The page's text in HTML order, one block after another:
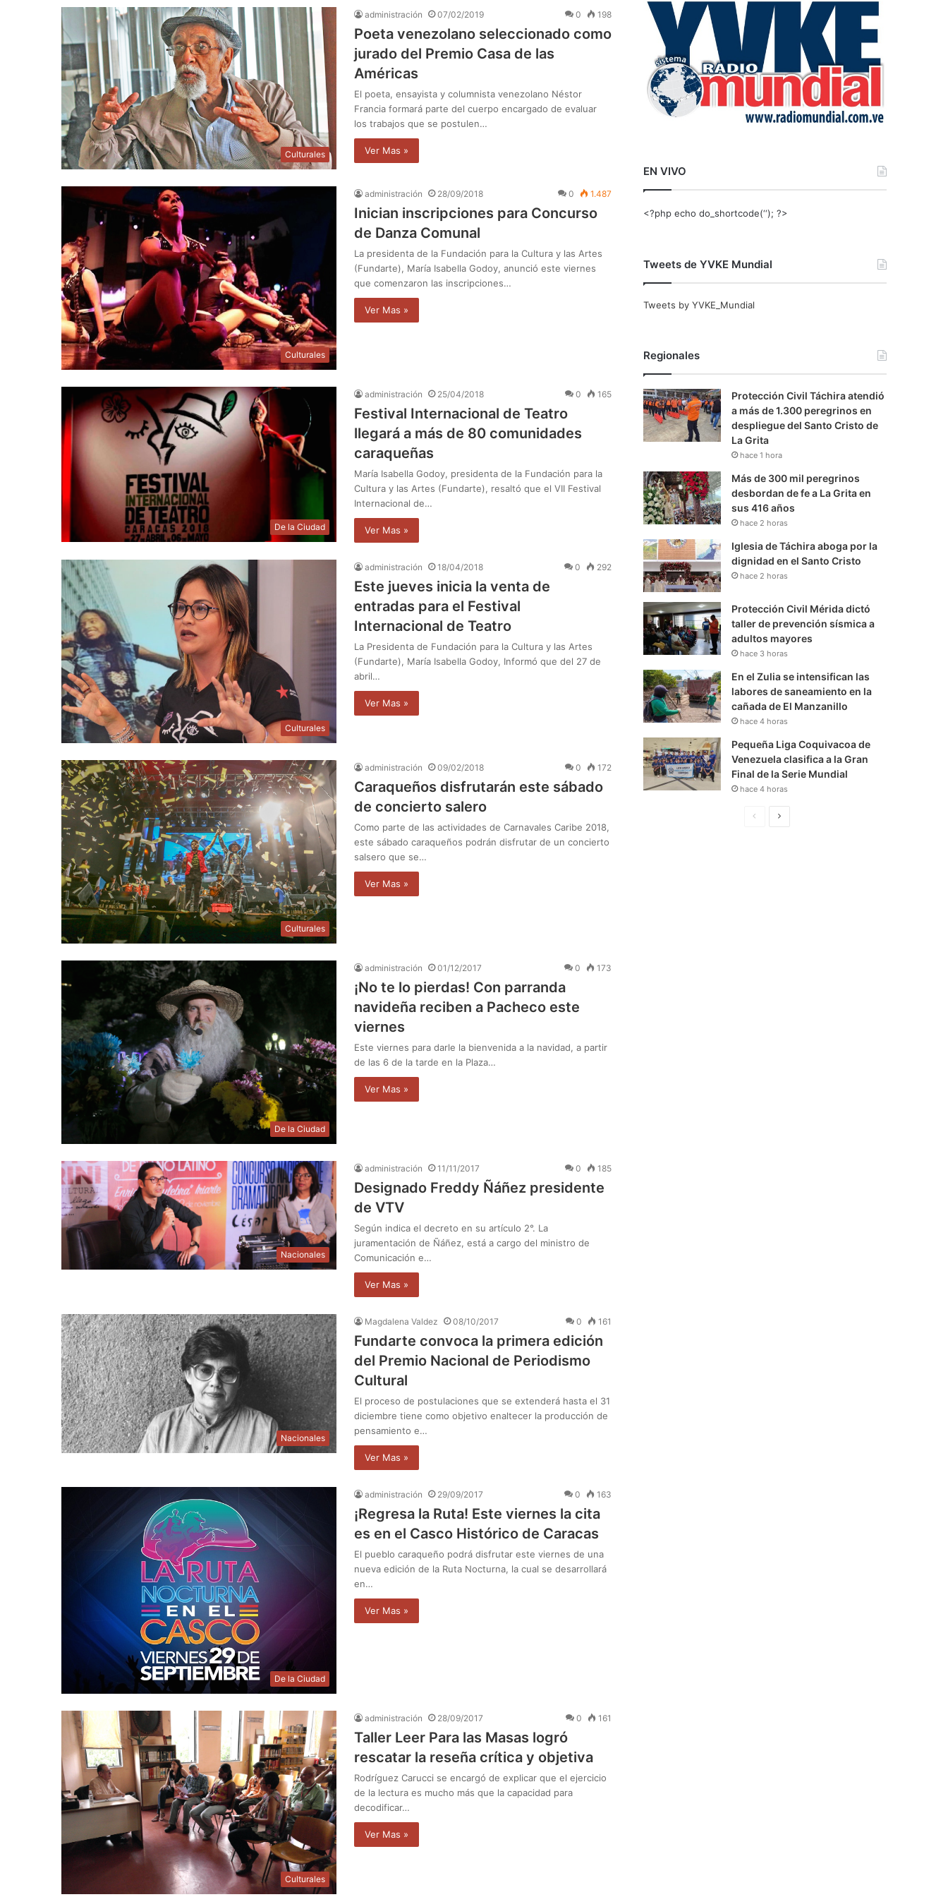
Culturales
administración 07/02/2019 0 198
Poeta venezolano seleccionado como
jurado del Premio Casa de las
Américas
El poeta, ensayista y columnista venezolano Néstor
Francia formará parte del cuerpo encargado de evaluar
los trabajos que se postulen…
Ver Mas »
Culturales
administración 28/09/2018 0 1.487
Inician inscripciones para Concurso
de Danza Comunal
La presidenta de la Fundación para la Cultura y las Artes
(Fundarte), María Isabella Godoy, anunció este viernes
que comenzaron las inscripciones…
Ver Mas »
De la Ciudad
administración 25/04/2018 0 165
Festival Internacional de Teatro
llegará a más de 80 comunidades
caraqueñas
María Isabella Godoy, presidenta de la Fundación para la
Cultura y las Artes (Fundarte), resaltó que el VII Festival
Internacional de…
Ver Mas »
Culturales
administración 18/04/2018 0 292
Este jueves inicia la venta de
entradas para el Festival
Internacional de Teatro
La Presidenta de Fundación para la Cultura y las Artes
(Fundarte), María Isabella Godoy, Informó que del 27 de
abril…
Ver Mas »
Culturales
administración 09/02/2018 0 172
Caraqueños disfrutarán este sábado
de concierto salero
Como parte de las actividades de Carnavales Caribe 2018,
este sábado caraqueños podrán disfrutar de un concierto
salsero que se…
Ver Mas »
De la Ciudad
administración 01/12/2017 0 173
¡No te lo pierdas! Con parranda
navideña reciben a Pacheco este
viernes
Este viernes para darle la bienvenida a la navidad, a partir
de las 6 de la tarde en la Plaza…
Ver Mas »
Nacionales
administración 11/11/2017 0 185
Designado Freddy Ñáñez presidente
de VTV
Según indica el decreto en su artículo 2°. La
juramentación de Ñáñez, está a cargo del ministro de
Comunicación e…
Ver Mas »
Nacionales
Magdalena Valdez 08/10/2017 0 161
Fundarte convoca la primera edición
del Premio Nacional de Periodismo
Cultural
El proceso de postulaciones que se extenderá hasta el 31
diciembre tiene como objetivo enaltecer la producción de
pensamiento e…
Ver Mas »
De la Ciudad
administración 29/09/2017 0 163
¡Regresa la Ruta! Este viernes la cita
es en el Casco Histórico de Caracas
El pueblo caraqueño podrá disfrutar este viernes de una
nueva edición de la Ruta Nocturna, la cual se desarrollará
en…
Ver Mas »
Culturales
administración 28/09/2017 0 161
Taller Leer Para las Masas logró
rescatar la reseña crítica y objetiva
Rodríguez Carucci se encargó de explicar que el ejercicio
de la lectura es mucho más que la capacidad para
decodificar…
Ver Mas »
r
EN VIVO
<?php echo do_shortcode(‘‘); ?>
Tweets de YVKE Mundial
Tweets by YVKE_Mundial
Regionales
Protección Civil Táchira atendió
a más de 1.300 peregrinos en
despliegue del Santo Cristo de
La Grita
hace 1 hora
Más de 300 mil peregrinos
desbordan de fe a La Grita en
sus 416 años
hace 2 horas
Iglesia de Táchira aboga por la
dignidad en el Santo Cristo
hace 2 horas
Protección Civil Mérida dictó
taller de prevención sísmica a
adultos mayores
hace 3 horas
En el Zulia se intensifican las
labores de saneamiento en la
cañada de El Manzanillo
hace 4 horas
Pequeña Liga Coquivacoa de
Venezuela clasifica a la Gran
Final de la Serie Mundial
hace 4 horas
S